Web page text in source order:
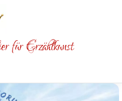
Erzählkunst